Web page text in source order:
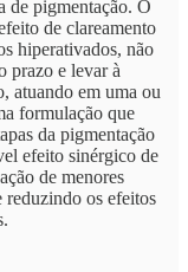
de pigmentação. O
de clareamento
hiperativados, não
prazo e levar à
atuando em uma ou
formulação que
da pigmentação
efeito sinérgico de
de menores
reduzindo os efeitos